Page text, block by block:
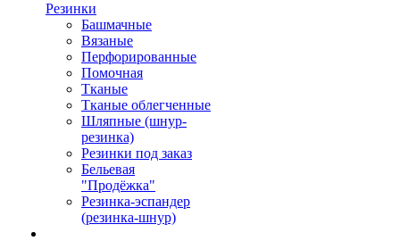
Резинки
Башмачные
Вязаные
Перфорированные
Помочная
Тканые
Тканые облегченные
Шляпные (шнур-
резинка)
Резинки под заказ
Бельевая
"Продёжка"
Резинка-эспандер
(резинка-шнур)